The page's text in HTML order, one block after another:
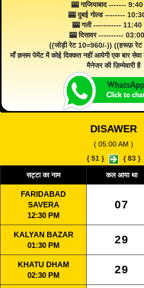
🎰 गाजियाबाद -------
🎰 दुबई गोल्ड --------
🎰 गली ----------- 11:40
🎰 दिसावर ----------
((जोड़ी रेट 10=960/-)) ((हरूफ़
माँ क़सम पेमेंट में कोई दिक्कत नहीं आयेगी एक बार
मैनेजर की ज़िम्मेवारी है
DISAWER
( 05:00 AM )
{51 } {83 }
सट्टा का नाम कल आया था
FARIDABAD
SAVERA
12:30 PM
07
KALYAN BAZAR
01:30 PM
29
KHATU DHAM
02:30 PM
29